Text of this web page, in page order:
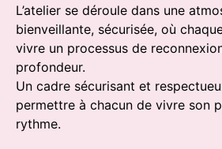
L’atelier se déroule dans une
bienveillante, sécurisée, où
vivre un processus de
profondeur.
Un cadre sécurisant et
permettre à chacun de vivre son
rythme.